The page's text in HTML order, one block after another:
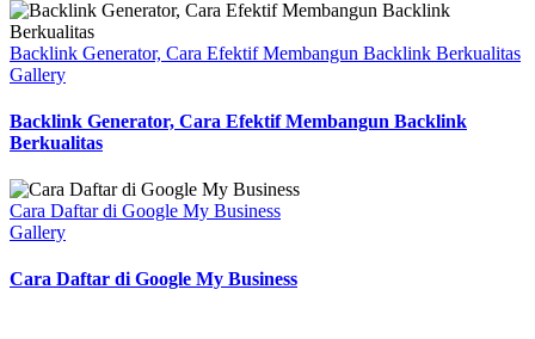
Backlink Generator, Cara Efektif Membangun Backlink Berkualitas
Gallery
Backlink Generator, Cara Efektif Membangun Backlink
Berkualitas
Cara Daftar di Google My Business
Gallery
Cara Daftar di Google My Business